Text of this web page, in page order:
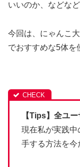
いいのか、などな
今回は、にゃんこ
でおすすめな5体を
【Tips】全ユー
現在私が実践中
手する方法を今